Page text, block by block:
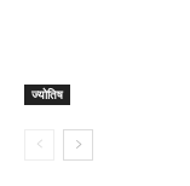
ज्योतिष